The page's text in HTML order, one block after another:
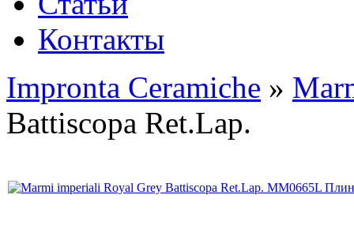
Контакты
Impronta Ceramiche »
Battiscopa Ret.Lap.